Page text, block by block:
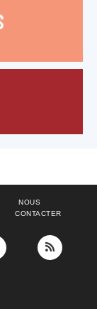
NOUS
CONTACTER